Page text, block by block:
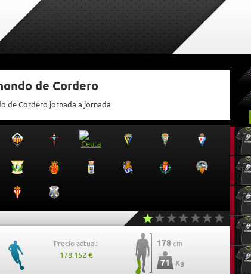
de Cordero
de Cordero jornada a jornada
Precio actual:
178.152 €
178 cm
71 Kg